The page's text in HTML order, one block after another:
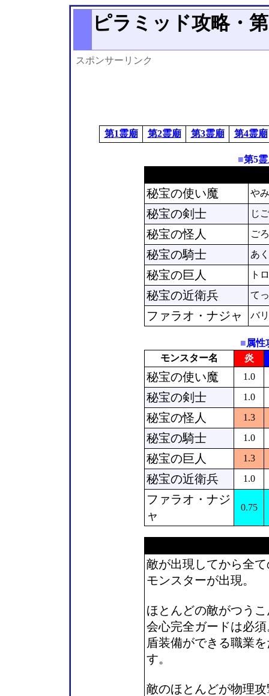
ピラミッド攻略・
スポンサーリンク
第1霊廟 第2霊廟 第3霊廟 第4霊廟
■第5
秘宝の使い魔 や
秘宝の剣士 じ
秘宝の怪人 ご
秘宝の騎士 あ
秘宝の巨人 ト
秘宝の近衛兵 て
ファラオ・ナジャ バ
■属性
モンスター名
炎
秘宝の使い魔 1.0
秘宝の剣士 1.0
秘宝の怪人 1.3
秘宝の騎士 1.0
秘宝の巨人 1.3
秘宝の近衛兵 1.0
ファラオ・ナジ
ャ
0.75
敵が出現してから全
モンスターが出現。
ほとんどの敵がつう
会心完全ガードは必須
盾装備ができる職業
す。
敵のほとんどが物理